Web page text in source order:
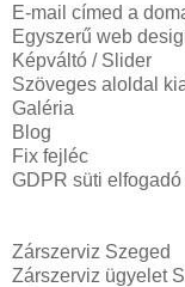
E-mail címed a
Egyszerű web
Képváltó / Slider
Szöveges aloldal
Galéria
Blog
Fix fejléc
GDPR süti elfogadó
Zárszerviz Szeged
Zárszerviz ügyelet